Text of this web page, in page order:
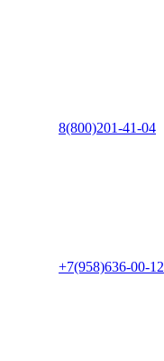
8(800)201-41-04
+7(958)636-00-12